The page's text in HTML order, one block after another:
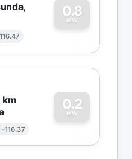
0.8
MW
0
km
116.37
0.2
MW
0